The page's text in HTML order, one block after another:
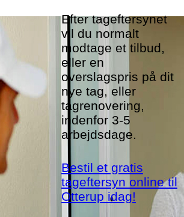
Efter tageftersynet
vil du normalt
modtage et tilbud,
eller en
overslagspris på dit
nye tag, eller
tagrenovering,
indenfor 3-5
arbejdsdage.
Bestil et gratis
tageftersyn online til
Otterup idag!